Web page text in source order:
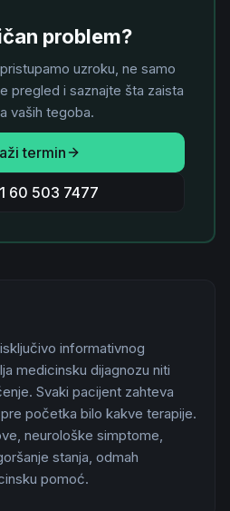
problem?
uzroku, ne samo
pregled i saznajte šta zaista
vaših tegoba.
termin
60 503 7477
informativnog
medicinsku dijagnozu niti
Svaki pacijent zahteva
početka bilo kakve terapije.
neurološke simptome,
stanja, odmah
pomoć.